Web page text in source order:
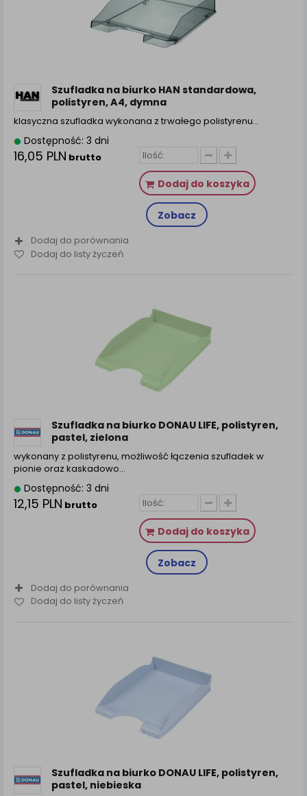
Szufladka na biurko HAN standardowa,
polistyren, A4, dymna
klasyczna szufladka wykonana z trwałego polistyrenu…
Dostępność: 3 dni
16,05 PLN brutto
Dodaj do koszyka
Zobacz
Dodaj do porównania
Dodaj do listy życzeń
Szufladka na biurko DONAU LIFE, polistyren,
pastel, zielona
wykonany z polistyrenu, możliwość łączenia szufladek w
pionie oraz kaskadowo…
Dostępność: 3 dni
12,15 PLN brutto
Dodaj do koszyka
Zobacz
Dodaj do porównania
Dodaj do listy życzeń
Szufladka na biurko DONAU LIFE, polistyren,
pastel, niebieska